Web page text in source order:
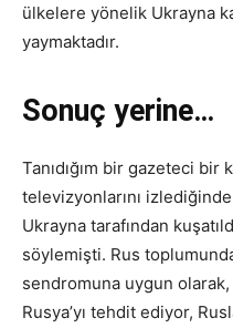
ülkelere yönelik Ukrayna
yaymaktadır.
Sonuç yerine…
Tanıdığım bir gazeteci bir
televizyonlarını
Ukrayna tarafından
söylemişti. Rus
sendromuna uygun
Rusya’yı tehdit ediyor,